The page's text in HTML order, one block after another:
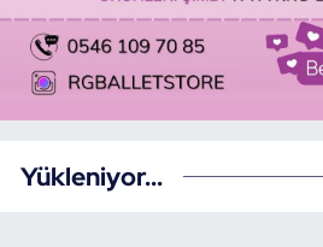
Yükleniyor...